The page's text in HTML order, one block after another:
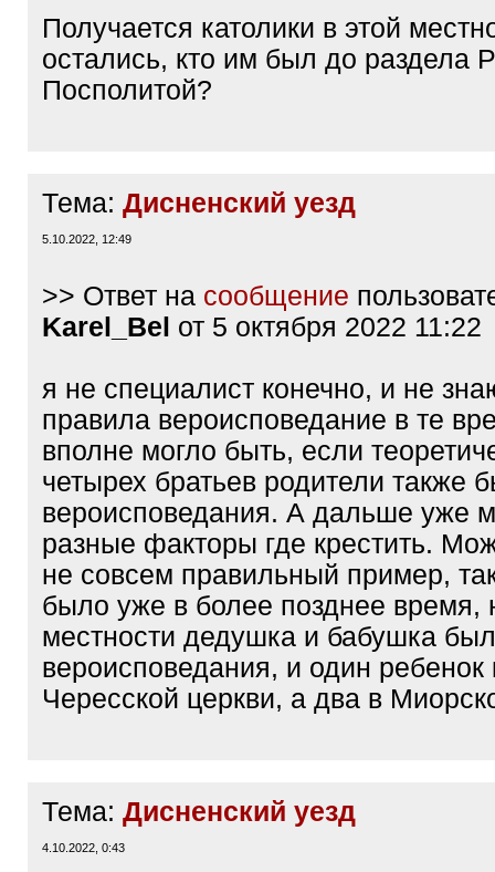
Получается католики в этой
остались, кто им был до раздела
Посполитой?
Тема: Дисненский уезд
5.10.2022, 12:49
>> Ответ на сообщение
Karel_Bel от 5 октября 2022 11:22
я не специалист конечно, и не
правила вероисповедание в те
вполне могло быть, если
четырех братьев родители также
вероисповедания. А дальше уже
разные факторы где крестить.
не совсем правильный пример,
было уже в более позднее время,
местности дедушка и бабушка
вероисповедания, и один
Чересской церкви, а два в
Тема: Дисненский уезд
4.10.2022, 0:43